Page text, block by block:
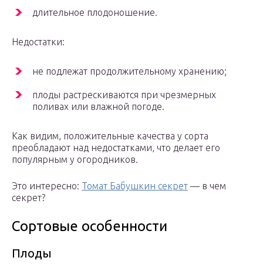
длительное плодоношение.
Недостатки:
не подлежат продолжительному хранению;
плоды растрескиваются при чрезмерных
поливах или влажной погоде.
Как видим, положительные качества у сорта
преобладают над недостатками, что делает его
популярным у огородников.
Это интересно: Томат Бабушкин секрет — в чем
секрет?
Сортовые особенности
Плоды